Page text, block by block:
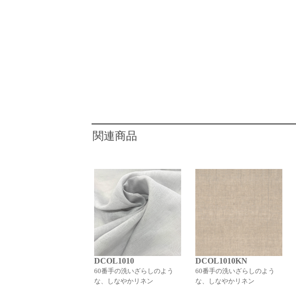
関連商品
DCOL1010
60番手の洗いざらしのよう
な、しなやかリネン
DCOL1010KN
60番手の洗いざらしのよう
な、しなやかリネン